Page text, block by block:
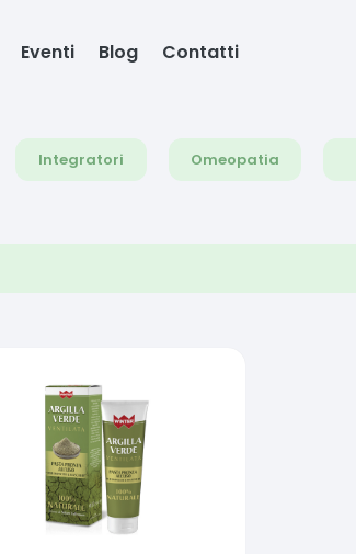
Eventi Blog Contatti
Integratori Omeopatia